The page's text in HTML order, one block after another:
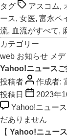
タグ アスコム,
ース, 女医, 富永ペ
流, 血流がすべて,
カテゴリー
web お知らせ メ
Yahoo!ニュースご
投稿者
作成者:
投稿日
2023年
Yahoo!ニュー
だありません
【 Yahoo!ニュー